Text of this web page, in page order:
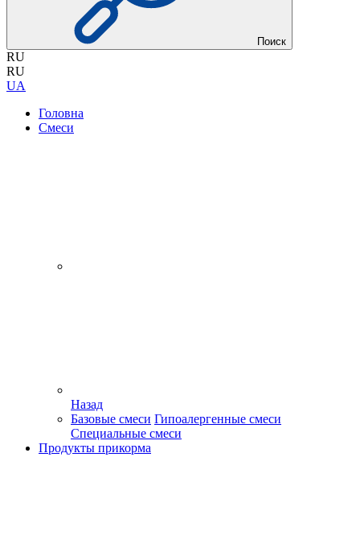
Поиск
RU
RU
UA
Головна
Смеси
Назад
Базовые смеси Гипоалергенные смеси
Специальные смеси
Продукты прикорма